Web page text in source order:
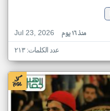
Jul 23, 2026
منذ ١٦ يوم
عدد الكلمات: ٢١٣